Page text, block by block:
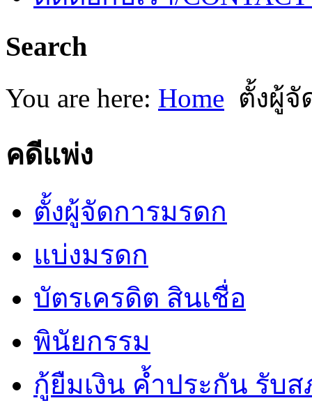
Search
You are here: Home ตั้งผู้จั
คดีแพ่ง
ตั้งผู้จัดการมรดก
แบ่งมรดก
บัตรเครดิต สินเชื่อ
พินัยกรรม
กู้ยืมเงิน ค้ำประกัน รับ